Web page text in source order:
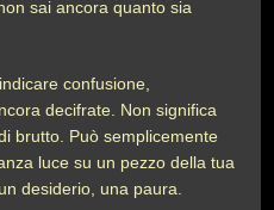
sai ancora quanto sia
confusione,
decifrate. Non significa
brutto. Può semplicemente
luce su un pezzo della tua
desiderio, una paura.